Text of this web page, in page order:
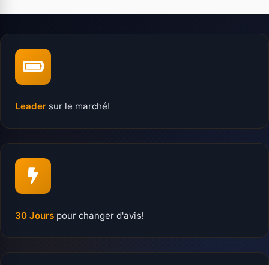
Leader sur le marché!
30 Jours pour changer d'avis!